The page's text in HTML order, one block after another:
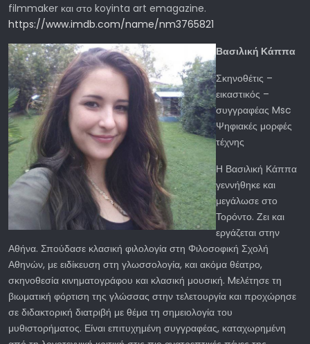
filmmaker και στο koyinta art emagazine.
https://www.imdb.com/name/nm3765821
Βασιλική Κάππα
Σκηνοθέτις –
εικαστικός –
συγγραφέας Msc
Ψηφιακές μορφές
τέχνης
Η Βασιλική Κάππα
γεννήθηκε και
μεγάλωσε στο
Τορόντο. Ζει και
εργάζεται στην
Αθήνα. Σπούδασε κλασική φιλολογία στη Φιλοσοφική Σχολή
Αθηνών, με ειδίκευση στη γλωσσολογία, και ακόμα θέατρο,
σκηνοθεσία κινηματογράφου και κλασική μουσική. Mελέτησε τη
βιωματική φόρτιση της γλώσσας στην τελετουργία και προχώρησε
σε διδακτορική διατριβή με θέμα τη σημειολογία του
μυθιστορήματος. Είναι επιτυχημένη συγγραφέας, καταχωρημένη